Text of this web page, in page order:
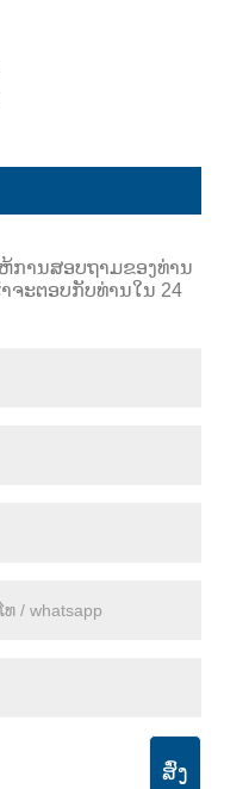
ການສອບຖາມຂອງທ່ານ
ຈະຕອບກັບທ່ານໃນ 24
ສົ່ງ